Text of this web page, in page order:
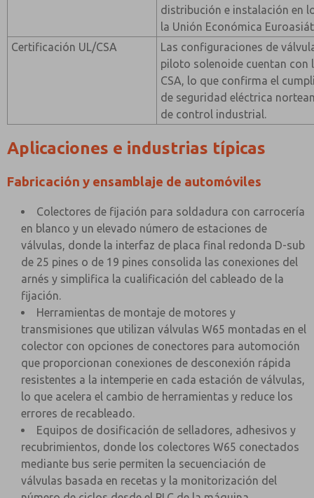
distribución e instalación en
la Unión Económica
Certificación UL/CSA
Las configuraciones de
piloto solenoide cuentan con
CSA, lo que confirma el
de seguridad eléctrica
de control industrial.
Aplicaciones e industrias típicas
Fabricación y ensamblaje de automóviles
Colectores de fijación para soldadura con carrocería
en blanco y un elevado número de estaciones de
válvulas, donde la interfaz de placa final redonda D-sub
de 25 pines o de 19 pines consolida las conexiones del
arnés y simplifica la cualificación del cableado de la
fijación.
Herramientas de montaje de motores y
transmisiones que utilizan válvulas W65 montadas en el
colector con opciones de conectores para automoción
que proporcionan conexiones de desconexión rápida
resistentes a la intemperie en cada estación de válvulas,
lo que acelera el cambio de herramientas y reduce los
errores de recableado.
Equipos de dosificación de selladores, adhesivos y
recubrimientos, donde los colectores W65 conectados
mediante bus serie permiten la secuenciación de
válvulas basada en recetas y la monitorización del